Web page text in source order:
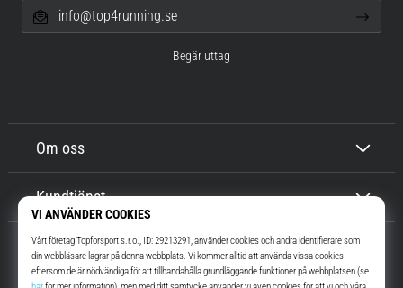
Om oss
Kundtjänst
info@top4running.se
Begär uttag